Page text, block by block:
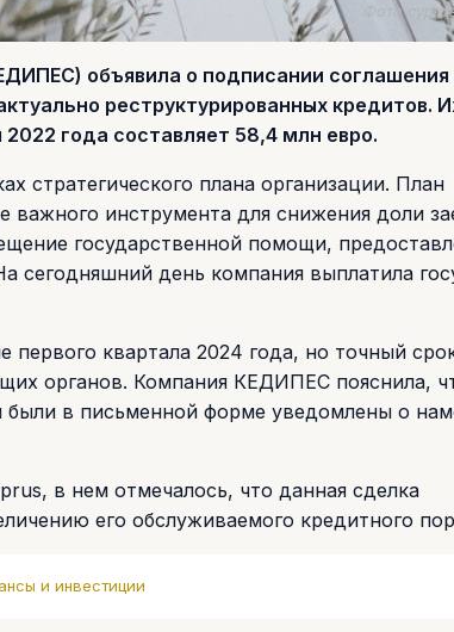
Фото
объявила о подписании соглашения
реструктурированных кредитов.
года составляет 58,4 млн евро.
стратегического плана организации. План
важного инструмента для снижения доли
государственной помощи,
сегодняшний день компания выплатила
первого квартала 2024 года, но точный
органов. Компания КЕДИПЕС пояснила,
в письменной форме уведомлены о
в нем отмечалось, что данная сделка
его обслуживаемого кредитного
и инвестиции